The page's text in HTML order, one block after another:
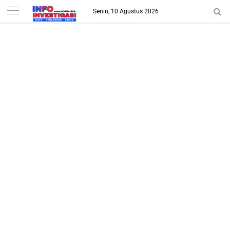
-->
Senin, 10 Agustus 2026